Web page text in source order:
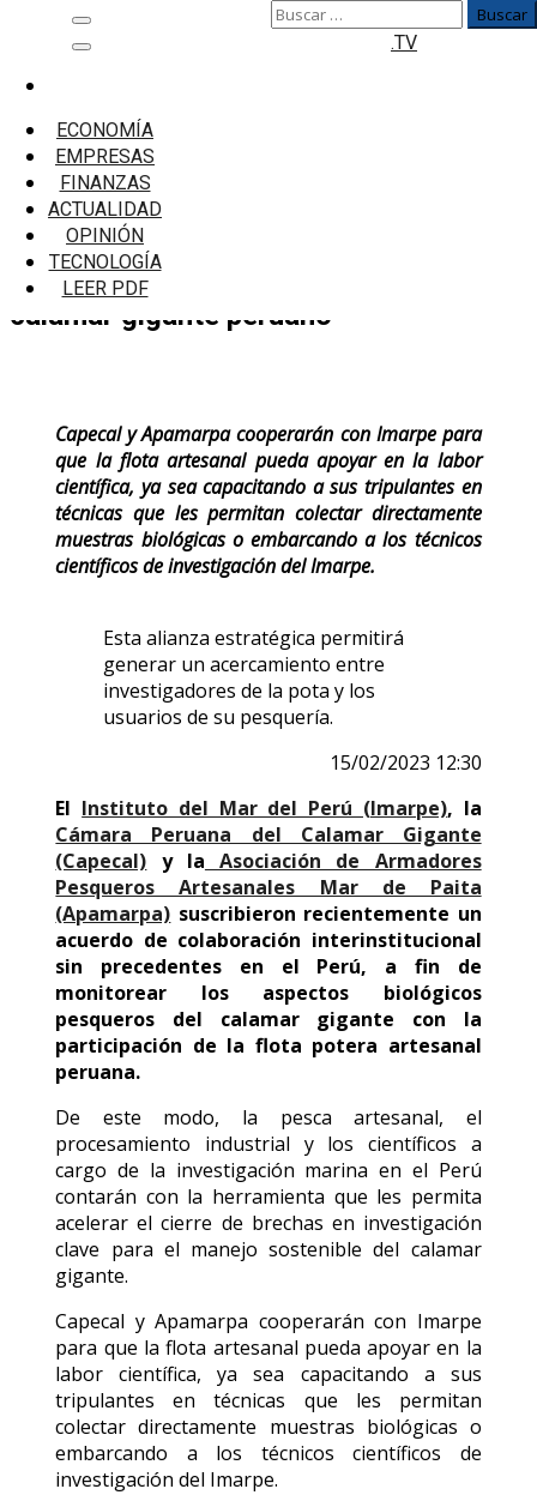
Menú
principal
ECONOMÍA
EMPRESAS
FINANZAS
ACTUALIDAD
OPINIÓN
TECNOLOGÍA
LEER PDF
Buscar:
.TV
Se forja alianza estratégica de pesqueros con
Imarpe para proteger al calamar gigante
peruano
Se forja alianza estratégica de
pesqueros con Imarpe para proteger al
calamar gigante peruano
Capecal y Apamarpa cooperarán con Imarpe para
que la flota artesanal pueda apoyar en la labor
científica, ya sea capacitando a sus tripulantes en
técnicas que les permitan colectar directamente
muestras biológicas o embarcando a los técnicos
científicos de investigación del Imarpe.
Esta alianza estratégica permitirá
generar un acercamiento entre
investigadores de la pota y los
usuarios de su pesquería.
15/02/2023 12:30
El Instituto del Mar del Perú (Imarpe), la
Cámara Peruana del Calamar Gigante
(Capecal) y la Asociación de Armadores
Pesqueros Artesanales Mar de Paita
(Apamarpa) suscribieron recientemente un
acuerdo de colaboración interinstitucional
sin precedentes en el Perú, a fin de
monitorear los aspectos biológicos
pesqueros del calamar gigante con la
participación de la flota potera artesanal
peruana.
De este modo, la pesca artesanal, el
procesamiento industrial y los científicos a
cargo de la investigación marina en el Perú
contarán con la herramienta que les permita
acelerar el cierre de brechas en investigación
clave para el manejo sostenible del calamar
gigante.
Capecal y Apamarpa cooperarán con Imarpe
para que la flota artesanal pueda apoyar en la
labor científica, ya sea capacitando a sus
tripulantes en técnicas que les permitan
colectar directamente muestras biológicas o
embarcando a los técnicos científicos de
investigación del Imarpe.